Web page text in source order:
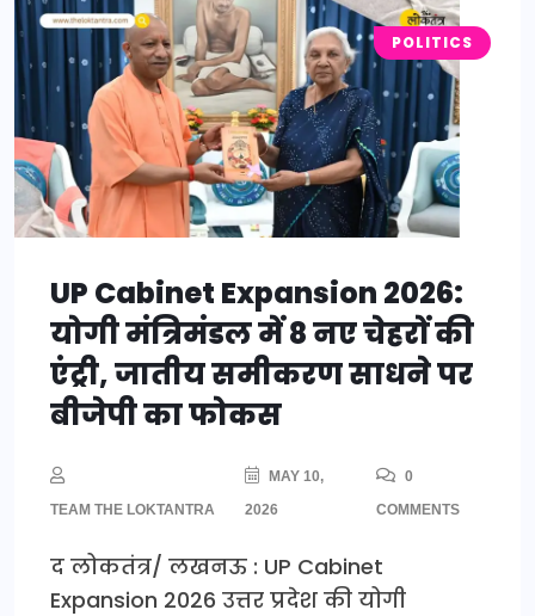
POLITICS
UP Cabinet Expansion 2026:
योगी मंत्रिमंडल में 8 नए चेहरों की
एंट्री, जातीय समीकरण साधने पर
बीजेपी का फोकस
TEAM THE LOKTANTRA
MAY 10,
2026
0
COMMENTS
द लोकतंत्र/ लखनऊ : UP Cabinet
Expansion 2026 उत्तर प्रदेश की योगी